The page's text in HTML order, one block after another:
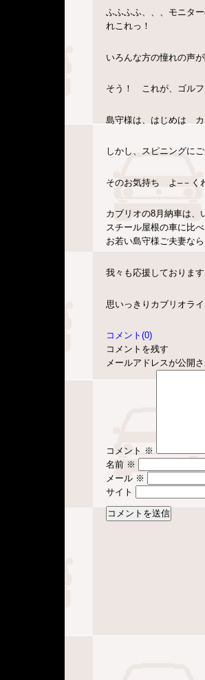
ふふふふ、、、モニタ
れこれっ！
いろんな方の憧れの声が
そう！ これが、ゴルフ
島守様は、はじめは カ
しかし、スピニングに
そのお気持ち よ–－く
カブリオの8月納車は
スチール屋根の車に
お若い島守様ご夫妻な
我々も応援しております
思いっきりカブリオラ
コメント(0)
コメントを残す
メールアドレスが公開
コメント ※
名前 ※
メール ※
サイト